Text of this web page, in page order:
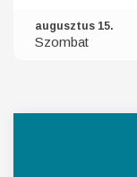
augusztus 15.
Szombat